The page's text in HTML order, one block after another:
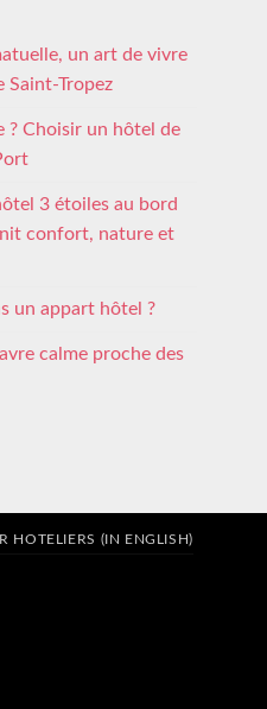
un art de vivre
Saint-Tropez
? Choisir un hôtel de
3 étoiles au bord
confort, nature et
un appart hôtel ?
calme proche des
HOTELIERS (IN ENGLISH)